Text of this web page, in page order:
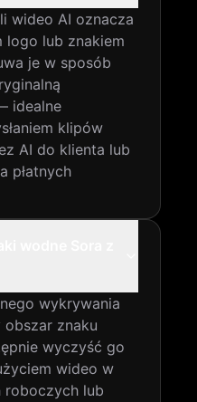
wideo AI oznacza
logo lub znakiem
je w sposób
idealne
klipów
AI do klienta lub
płatnych
wykrywania
znaku
wyczyść go
wideo w
roboczych lub